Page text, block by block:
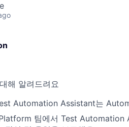
해 알려드려요
Automation Assistant는
팀에서 Test Automation